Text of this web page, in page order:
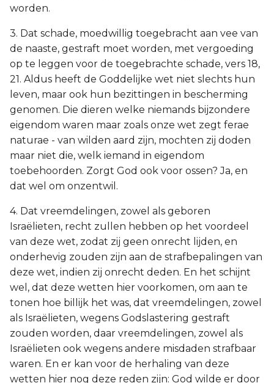
worden.
3. Dat schade, moedwillig toegebracht aan vee van
de naaste, gestraft moet worden, met vergoeding
op te leggen voor de toegebrachte schade, vers 18,
21. Aldus heeft de Goddelijke wet niet slechts hun
leven, maar ook hun bezittingen in bescherming
genomen. Die dieren welke niemands bijzondere
eigendom waren maar zoals onze wet zegt ferae
naturae - van wilden aard zijn, mochten zij doden
maar niet die, welk iemand in eigendom
toebehoorden. Zorgt God ook voor ossen? Ja, en
dat wel om onzentwil.
4. Dat vreemdelingen, zowel als geboren
Israëlieten, recht zullen hebben op het voordeel
van deze wet, zodat zij geen onrecht lijden, en
onderhevig zouden zijn aan de strafbepalingen van
deze wet, indien zij onrecht deden. En het schijnt
wel, dat deze wetten hier voorkomen, om aan te
tonen hoe billijk het was, dat vreemdelingen, zowel
als Israëlieten, wegens Godslastering gestraft
zouden worden, daar vreemdelingen, zowel als
Israëlieten ook wegens andere misdaden strafbaar
waren. En er kan voor de herhaling van deze
wetten hier nog deze reden zijn: God wilde er door